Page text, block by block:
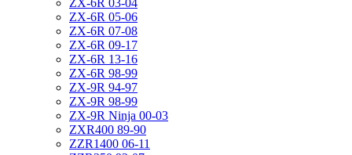
ZX-6R 03-04
ZX-6R 05-06
ZX-6R 07-08
ZX-6R 09-17
ZX-6R 13-16
ZX-6R 98-99
ZX-9R 94-97
ZX-9R 98-99
ZX-9R Ninja 00-03
ZXR400 89-90
ZZR1400 06-11